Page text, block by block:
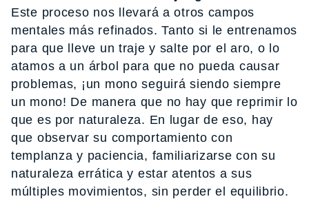
Este proceso nos llevará a otros campos
mentales más refinados. Tanto si le entrenamos
para que lleve un traje y salte por el aro, o lo
atamos a un árbol para que no pueda causar
problemas, ¡un mono seguirá siendo siempre
un mono! De manera que no hay que reprimir lo
que es por naturaleza. En lugar de eso, hay
que observar su comportamiento con
templanza y paciencia, familiarizarse con su
naturaleza errática y estar atentos a sus
múltiples movimientos, sin perder el equilibrio.